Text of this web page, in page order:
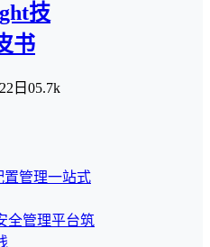
技
书
日 05.7k
置管理一站式
全管理平台筑